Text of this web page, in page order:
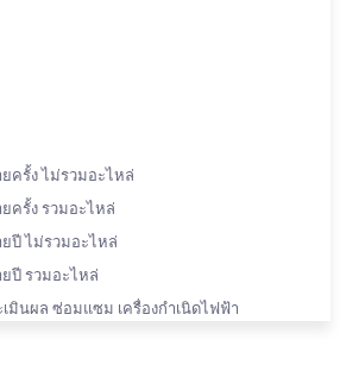
ยครั้ง ไม่รวมอะไหล่
ครั้ง รวมอะไหล่
ยปี ไม่รวมอะไหล่
ยปี รวมอะไหล่
เมินผล ซ่อมแซม เครื่องกำเนิดไฟฟ้า